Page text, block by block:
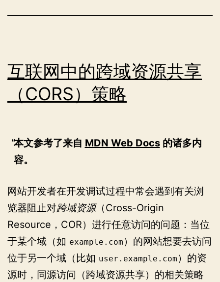
进
互联网中的跨域资源共享
（CORS）策略
本文参考了来自 MDN Web Docs的诸多内
容。
网站开发者在开发调试过程中常会遇到有关浏
览器阻止对跨域资源（Cross-Origin
Resource，COR）进行任意访问的问题：当位
于某个域（如 example.com ）的网站想要去访问
位于另一个域（比如 user.example.com ）的资
源时，同源访问（跨域资源共享）的相关策略